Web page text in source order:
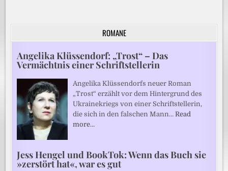
ROMANE
Angelika Klüssendorf: „Trost“ – Das
Vermächtnis einer Schriftstellerin
Angelika Klüssendorfs neuer Roman
„Trost“ erzählt vor dem Hintergrund des
Ukrainekriegs von einer Schriftstellerin,
die sich in den falschen Mann…Read
more…
Jess Hengel und BookTok: Wenn das Buch sie
»zerstört hat«, war es gut